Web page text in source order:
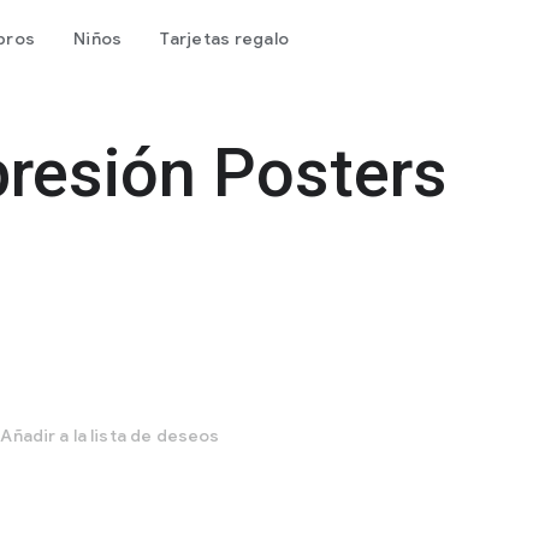
Niños Tarjetas regalo
Posters
Añadir a la lista de deseos